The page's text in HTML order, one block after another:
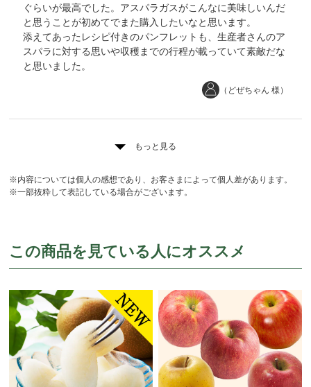
ぐらいが最高でした。アスパラガスがこんなに美味しいんだ
と思うことが初めてでまた購入したいなと思います。
添えてあったレシピ付きのパンフレットも、生産者さんのア
スパラに対する思いや収穫までの行程が載っていて素敵だな
と思いました。
（どぜちゃん 様）
もっと見る
※内容については個人の感想であり、お客さまによって個人差があります。
※一部抜粋して表記している場合がございます。
この商品を見ている人にオススメ